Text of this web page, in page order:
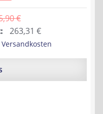
€
263,31€Aktueller
Preis
ist:
Versandkosten